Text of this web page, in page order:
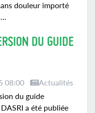
douleur importé
DU GUIDE
08:00
Actualités
du guide
a été publiée